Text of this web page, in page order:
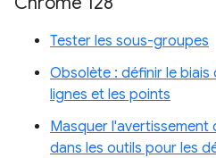
Tester les sous-groupes
Obsolète : définir le
lignes et les points
Masquer
dans les outils pour les